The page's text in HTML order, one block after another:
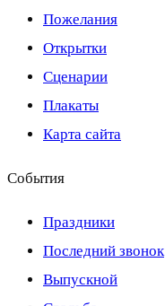
Пожелания
Открытки
Сценарии
Плакаты
Карта сайта
События
Праздники
Последний звонок
Выпускной